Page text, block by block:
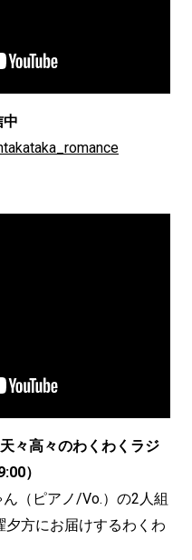
々高々のわくわくラジ
）
（ピアノ/Vo.）の2⼈組
夕方にお届けするわくわ